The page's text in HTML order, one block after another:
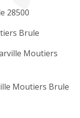
28500
Brule
Moutiers
Moutiers Brule